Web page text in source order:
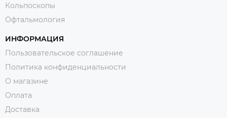
Кольпоскопы
Офтальмология
ИНФОРМАЦИЯ
Пользовательское соглашение
Политика конфиденциальности
О магазине
Оплата
Доставка